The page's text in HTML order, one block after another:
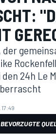
den 24h Le